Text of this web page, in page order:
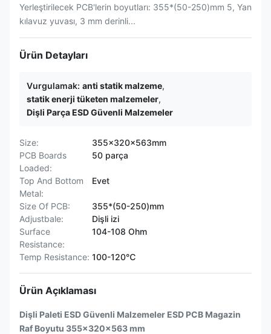
Yerleştirilecek PCB'lerin boyutları: 355*(50-250)mm 5, Yan
kılavuz yuvası, 3 mm derinli...
Ürün Detayları
Vurgulamak: anti statik malzeme,
statik enerji tüketen malzemeler,
Dişli Parça ESD Güvenli Malzemeler
Size:
355x320x563mm
PCB Boards
Loaded:
50 parça
Top And Bottom
Metal:
Evet
Size Of PCB:
355*(50-250)mm
Adjustbale:
Dişli izi
Surface
Resistance:
104-108 Ohm
Temp Resistance: 100-120℃
Ürün Açıklaması
Dişli Paleti ESD Güvenli Malzemeler ESD PCB Magazin
Raf Boyutu 355x320x563 mm